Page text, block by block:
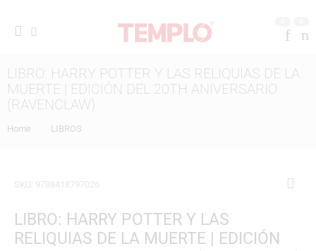
LIBRO: HARRY POTTER Y LAS RELIQUIAS DE LA
MUERTE | EDICIÓN DEL 20TH ANIVERSARIO
(RAVENCLAW)
Home LIBROS
SKU: 9788418797026
LIBRO: HARRY POTTER Y LAS
RELIQUIAS DE LA MUERTE | EDICIÓN